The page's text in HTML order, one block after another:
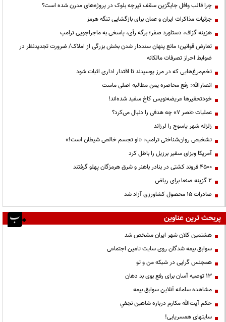
چرا قالب وافل جایگزین سقف تیرچه بلوک در پروژه‌های مدرن شده است؟
جزئیات مذاکرات ایران و عمان برای بازگشایی تنگه هرمز
هزینه گزاف، دستاورد صفر؛ برگه رأی، پاسخی به ماجراجویی ترامپ
تعارض قوانین؛ مانع پنهان سنددار شدن بخش بزرگی از املاک/ ضرورت تجدیدنظر در
ضوابط احراز تصرفات مالکانه
تخم‌مرغ‌هایی که در مرز پوسیدند تا اقتدار اداری اثبات شود
انصارالله: رفع محاصره یمن مطالبه اصلی ماست
خودتحقیرها عریضه‌نویس کاخ سفید شده‌اند!
عملیات «نصر ۷» چه هدفی را دنبال می‌کرد؟
زلزله شهر یاسوج را لرزاند
تشخیص روان‌شناختی ترامپ: «او تجسم خالص شیطان است!»
آمریکا ویزای سفیر برزیل را باطل کرد
۴۵۰۰ فروند کشتی در بنادر باهنر و شرق هرمزگان پهلو گرفتند
۲ گزینه صنعا برای ریاض
صادرات ۱۵ محصول کشاورزی آزاد شد
پربحث ترین عناوین
هشتمین کلان شهر ایران مشخص شد
سوابق بیمه شدگان روی سایت تامین اجتماعی
همجنس گرایی در شبکه من و تو
13 توصیه آسان برای رفع بوی بد دهان
مشاهده سامانه آنلاين سوابق بیمه
حكم آيت‌الله مكارم درباره شاهين نجفي
سایتهای همسریابی!